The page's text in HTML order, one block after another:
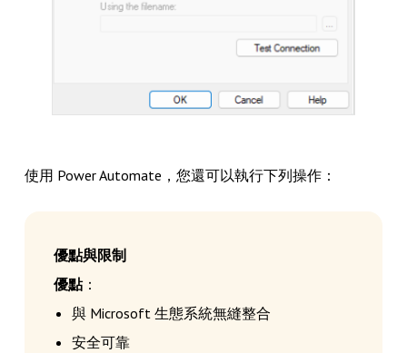
使用 Power Automate，您還可以執行下列操作：
優點與限制
優點：
與 Microsoft 生態系統無縫整合
安全可靠